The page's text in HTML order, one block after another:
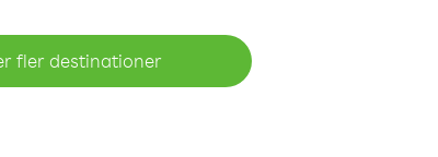
fler destinationer